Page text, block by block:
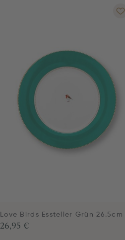
Love Birds Essteller Grün 26.5cm
26,95 €